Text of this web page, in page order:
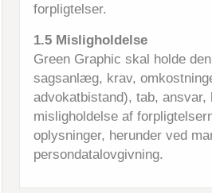
forpligtelser.
1.5 Misligholdelse
Green Graphic skal holde
sagsanlæg, krav,
advokatbistand), tab,
misligholdelse af
oplysninger, herunder ved
persondatalovgivning.